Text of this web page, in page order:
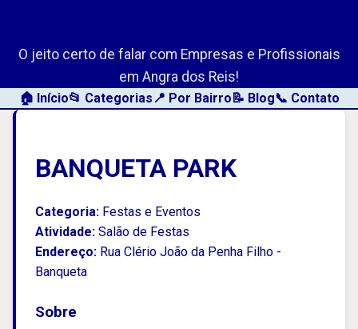
O jeito certo de falar com Empresas e Profissionais
em Angra dos Reis!
🏠 Início📂 Categorias 📍 Por Bairro📝 Blog📞 Contato
BANQUETA PARK
Categoria: Festas e Eventos
Atividade: Salão de Festas
Endereço: Rua Clério João da Penha Filho -
Banqueta
Sobre